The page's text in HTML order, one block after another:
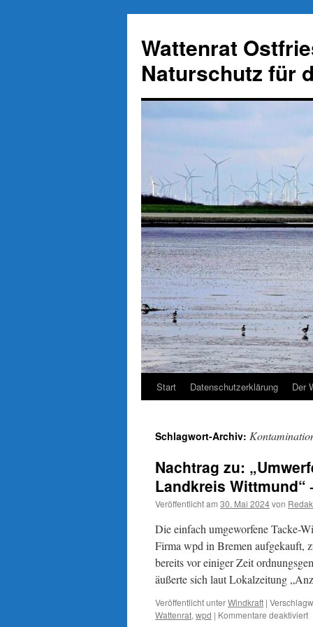
springen
Wattenrat
Naturschutz für
Start Datenschutzerklärung Der
Schlagwort-Archiv:
Nachtrag zu:
Landkreis
Veröffentlicht am 30. Mai 2024von
Die einfach umgeworfene Tacke-
Firma wpd in Bremen aufgekauft,
bereits vor einiger Zeit
äußerte sich laut Lokalzeitung
Veröffentlicht unterWindkraft |
Wattenrat, wpd | Kommentare deaktiviertfür